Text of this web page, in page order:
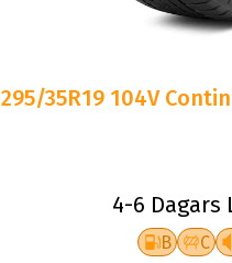
295/35R19 104V
4-6 Dagars
B C